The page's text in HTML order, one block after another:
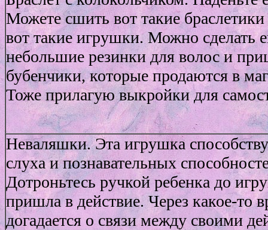
Можете сшить вот такие
вот такие игрушки. Можно сделать
небольшие резинки для волос и
бубенчики, которые продаются в
Тоже прилагую выкройки для
Неваляшки. Эта игрушка
слуха и познавательных
Дотроньтесь ручкой ребенка до
пришла в действие. Через какое-то
догадается о связи между своими